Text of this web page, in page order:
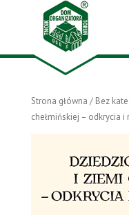
Strona główna / Bez
chełmińskiej – odkrycia i